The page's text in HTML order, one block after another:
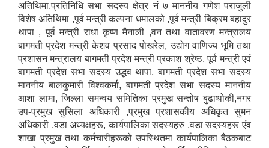
अतिथिमा,प्रतिनिधि सभा सदस्य क्षेत्र नं ७ माननीय गणेश पराजुली
विशेष अतिथिमा ,पूर्व मन्त्री कल्पना धमालको ,पूर्व मन्त्री बिक्रम बहादुर
थापा , पूर्व मन्त्री राधा कृष्ण मैनाली ,वन तथा वातावरण मन्त्रालय
बागमती प्रदेश मन्त्री केशव प्रसाद पोखरेल, उद्योग वाणिज्य भूमि तथा
प्रशासन मन्त्रालय बागमती प्रदेश मन्त्री प्रकाश श्रेष्ठ, पूर्व मन्त्री एवं
बागमती प्रदेश सभा सदस्य उद्धव थापा, बागमती प्रदेश सभा सदस्य
माननीय बालकुमारी विश्वकर्मा, बागमती प्रदेश सभा सदस्य माननीय
आशा लामा, जिल्ला समन्वय समितिका प्रमुख सन्तोष बुढाथोकी,नगर
उप-प्रमुख सुसिला अधिकारी ,प्रमुख प्रशासकीय अधिकृत सुमन
अधिकारी ,वडा अध्यक्षहरू, कार्यपालिका सदस्यहरु ,वडा सदस्यहरू एंव
शाखा प्रमुख तथा कर्मचारीहरूको उपस्थितमा कार्यपालिका बैठकबाट